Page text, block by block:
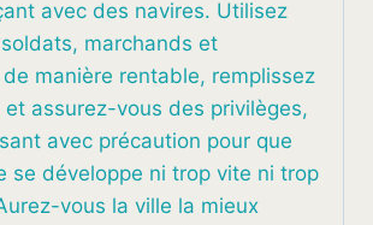
avec des navires. Utilisez
marchands et
manière rentable, remplissez
assurez-vous des privilèges,
avec précaution pour que
se développe ni trop vite ni trop
vous la ville la mieux